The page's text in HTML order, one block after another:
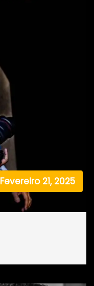
Fevereiro 21, 2025